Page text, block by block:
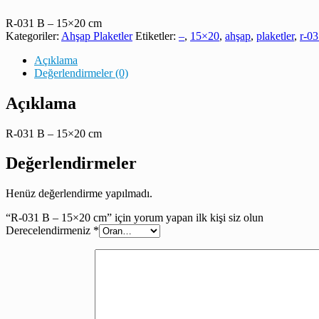
R-031 B – 15×20 cm
Kategoriler: Ahşap Plaketler Etiketler: –, 15×20, ahşap, plaketler, r-
Açıklama
Değerlendirmeler (0)
Açıklama
R-031 B – 15×20 cm
Değerlendirmeler
Henüz değerlendirme yapılmadı.
“R-031 B – 15×20 cm” için yorum yapan ilk kişi siz olun
Derecelendirmeniz *